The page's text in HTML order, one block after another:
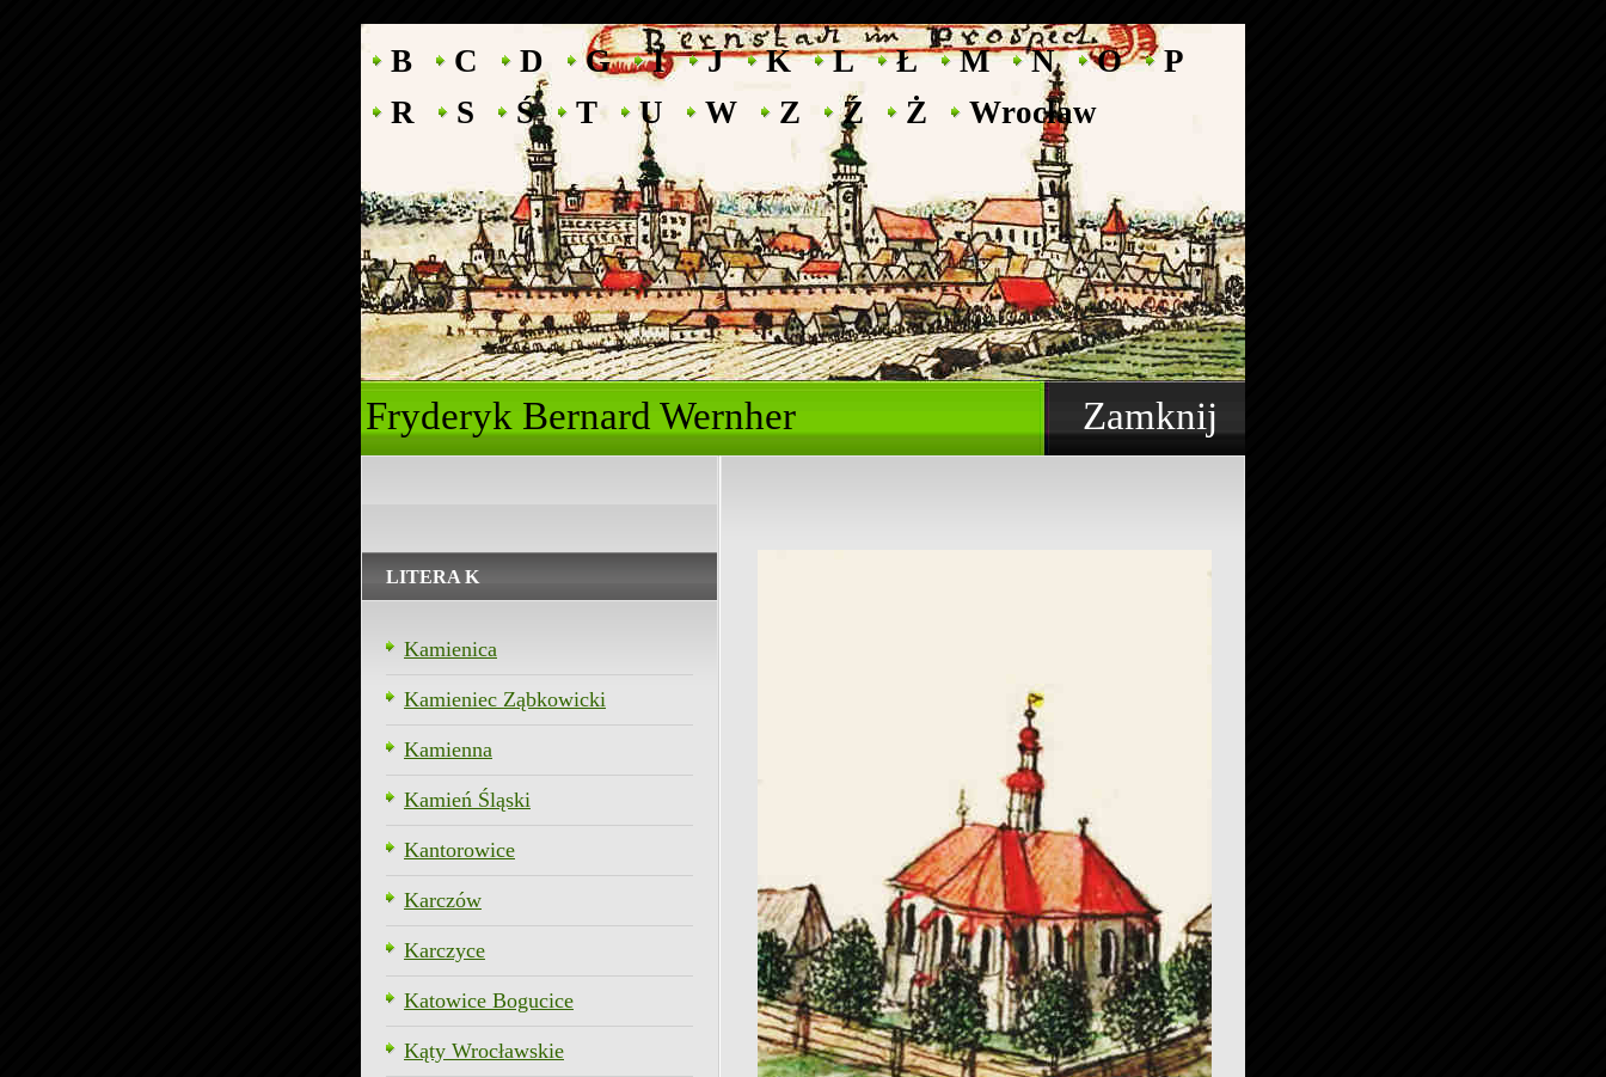
B C D G I J K L Ł M N O
P
R
S Ś T U W Z Ź Ż Wrocław
Fryderyk Bernard Wernher Zamknij
LITERA K
Kamienica
Kamieniec Ząbkowicki
Kamienna
Kamień Śląski
Kantorowice
Karczów
Karczyce
Katowice Bogucice
Kąty Wrocławskie